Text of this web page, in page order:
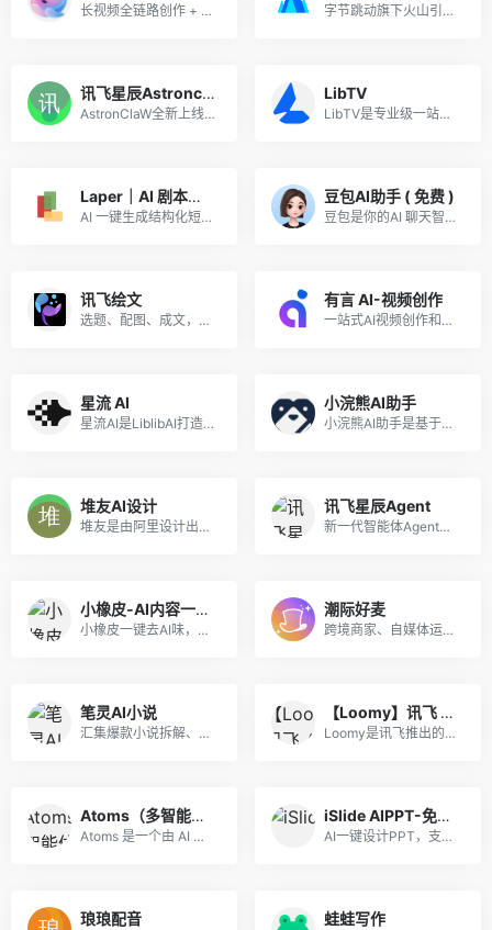
长视频全链路创作 + 节点式无限画布 + AI 智能助手 Agent，一站式整合图文视频大模型，覆盖剧本、分镜、成片全流程，主打中长视频批量自动化创作 字节跳动旗下火山引擎重磅 AI 产品矩阵来袭！火山引擎 ArkClaw智能体、火山方舟Agent Plan、Seedance 2.0 ——三大王牌覆盖开发者、创作者、企业用户。AI 风口正盛，好产品自带流量。
讯飞星辰Astronclaw
AstronClaW全新上线，基于OpenClaw核心能力，内置多场景模版开箱即用，安全养虾，就来讯飞星辰
LibTV
LibTV是专业级一站式 AI 视频创作平台, “无限画布 + 节点工作流”，支持人机协同与 AI Agent 全自动生成，主打高可控、全链路、工业化视频生产。
Laper｜AI 剧本多人协作平台
AI 一键生成结构化短剧剧本，支持多人协同编辑，创作效率提升 80%，过稿率高适合长期变现
豆包AI助手 ( 免费 )
豆包是你的AI 聊天智能对话问答助手
讯飞绘文
选题、配图、成文，一站式创作，让内容运营更高效
有言 AI-视频创作
一站式AI视频创作和3D数字人生成平台
星流 AI
星流AI是LiblibAI打造的一站式多模态AI设计Agent，深度优化中文语境，支持图/视频/3D/音频全链路创作与精细化编辑，低门槛实现专业级创意产出。
小浣熊AI助手
小浣熊AI助手是基于商汤自研大语言模型的智能助手，包含代码助手、办公助手，满足用户代码编写、数据分析、编程学习等各类需求。
堆友AI设计
堆友是由阿里设计出品的AI绘画+电商神器，堪称零门槛上手的Midjourney国产平替，在线可体验专业AI绘画工具及上千款AI风格模型和近万个免费可商用的3D素材，是“适合中国宝宝体质”的AI神器。堆友已汇聚超50万AI创作者、设计师，平台日均生成10万张AI作品，并承办多类专业设计赛事活动，成为国内领先的AI设计平台。
讯飞星辰Agent
新一代智能体Agent开发平台，助力开发者快速搭建生产级智能体
小橡皮-AI内容一键变人味
小橡皮一键去AI味，将机器味重的内容改得更有活人感，防止因为 AI 内容被平台打上 AI 标签，以及限流。发布前检测敏感表达与违禁词，减少内容违规和限流风险发布。
潮际好麦
跨境商家、自媒体运营专用，一键制作电商海报商品图，蓝海赛道极易获客~
笔灵AI小说
汇集爆款小说拆解、小说大纲一键生成、200+小说生成器、总结网文大神写作公式、精选小说资料库。
【Loomy】讯飞 AI 办公智能体
Loomy是讯飞推出的桌面级AI助理，安装即用，适用自媒体、办公、日程等场景，能学习你的工作习惯，越用越懂你。
Atoms（多智能体无代码开发平台）
Atoms 是一个由 AI 驱动的开...
iSlide AIPPT-免费体验
AI一键设计PPT，支持输入主题、导入文件、上传模板生成PPT。
琅琅配音 蛙蛙写作